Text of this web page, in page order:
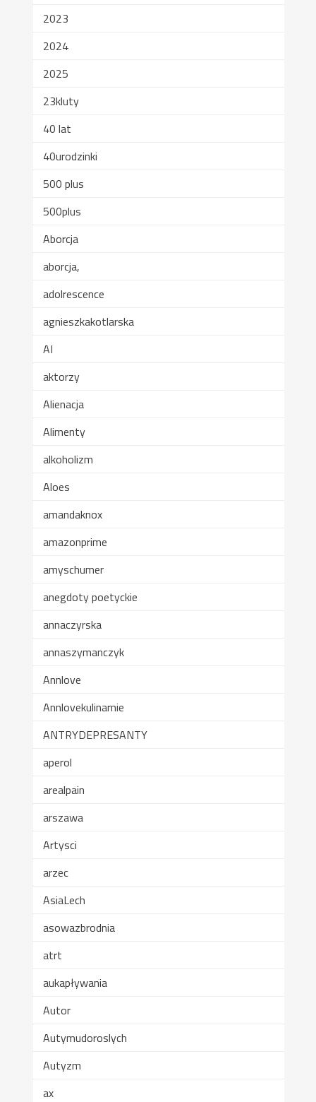
2023
2024
2025
23kluty
40 lat
40urodzinki
500 plus
500plus
Aborcja
aborcja,
adolrescence
agnieszkakotlarska
AI
aktorzy
Alienacja
Alimenty
alkoholizm
Aloes
amandaknox
amazonprime
amyschumer
anegdoty poetyckie
annaczyrska
annaszymanczyk
Annlove
Annlovekulinarnie
ANTRYDEPRESANTY
aperol
arealpain
arszawa
Artysci
arzec
AsiaLech
asowazbrodnia
atrt
aukapływania
Autor
Autymudoroslych
Autyzm
ax